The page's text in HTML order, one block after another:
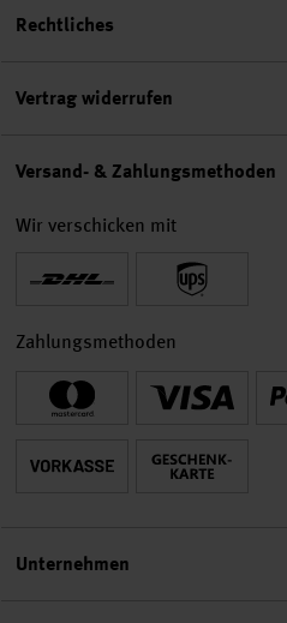
Rechtliches
Vertrag widerrufen
Versand- & Zahlungsmethoden
Wir verschicken mit
Zahlungsmethoden
Unternehmen